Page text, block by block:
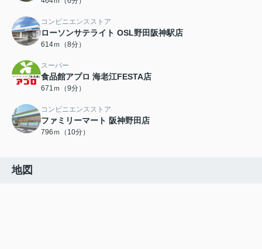
コンビニエンスストア
ローソンサテライト OSL野田阪神駅店
614ｍ（8分）
スーパー
食品館アプロ 海老江FESTA店
671ｍ（9分）
コンビニエンスストア
ファミリーマート 阪神野田店
796ｍ（10分）
地図